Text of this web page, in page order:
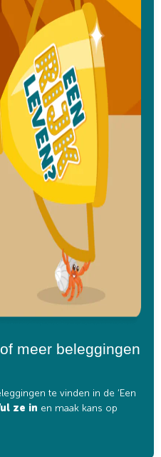
meer beleggingen
te vinden in de ‘Een
ze in en maak kans op